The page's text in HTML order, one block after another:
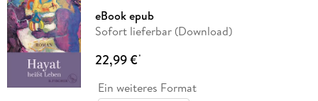
eBook epub
Sofort lieferbar (Download)
22,99 €*
Ein weiteres Format